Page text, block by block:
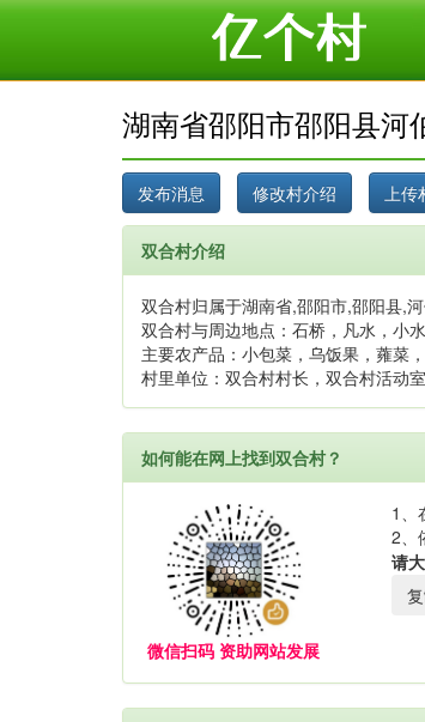
湖南省邵阳市邵阳县河
双合村介绍
双合村归属于湖南省,邵阳市,邵阳县,
双合村与周边地点：石桥，凡水，小
主要农产品：小包菜，乌饭果，蕹菜
村里单位：双合村村长，双合村活动
如何能在网上找到双合村？
微信扫码 资助网站发展
1、
2、
请